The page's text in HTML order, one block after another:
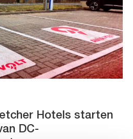
Hotels starten
DC-